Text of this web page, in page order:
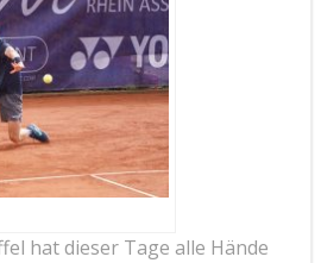
hat dieser Tage alle Hände